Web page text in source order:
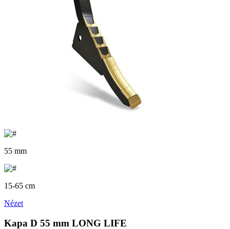
55 mm
15-65 cm
Nézet
Kapa D 55 mm LONG LIFE